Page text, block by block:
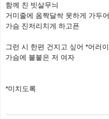
함께 친 빗살무늬
거미줄에 옴짝달싹 못하게 가두어
가슴 진저리치게 하고픈
그런 시 한편 건지고 싶어 *어러이
가슴에 불붙은 저 여자
*미치도록